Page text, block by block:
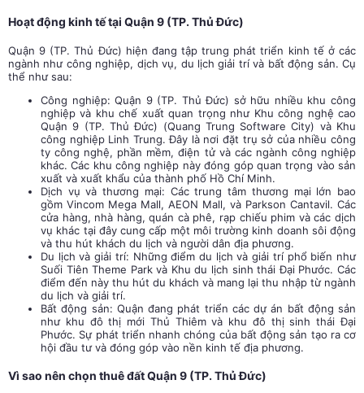
Hoạt động kinh tế tại Quận 9 (TP. Thủ Đức)
Quận 9 (TP. Thủ Đức) hiện đang tập trung phát triển kinh tế ở các
ngành như công nghiệp, dịch vụ, du lịch giải trí và bất động sản. Cụ
thể như sau:
Công nghiệp: Quận 9 (TP. Thủ Đức) sở hữu nhiều khu công
nghiệp và khu chế xuất quan trọng như Khu công nghệ cao
Quận 9 (TP. Thủ Đức) (Quang Trung Software City) và Khu
công nghiệp Linh Trung. Đây là nơi đặt trụ sở của nhiều công
ty công nghệ, phần mềm, điện tử và các ngành công nghiệp
khác. Các khu công nghiệp này đóng góp quan trọng vào sản
xuất và xuất khẩu của thành phố Hồ Chí Minh.
Dịch vụ và thương mại: Các trung tâm thương mại lớn bao
gồm Vincom Mega Mall, AEON Mall, và Parkson Cantavil. Các
cửa hàng, nhà hàng, quán cà phê, rạp chiếu phim và các dịch
vụ khác tại đây cung cấp một môi trường kinh doanh sôi động
và thu hút khách du lịch và người dân địa phương.
Du lịch và giải trí: Những điểm du lịch và giải trí phổ biến như
Suối Tiên Theme Park và Khu du lịch sinh thái Đại Phước. Các
điểm đến này thu hút du khách và mang lại thu nhập từ ngành
du lịch và giải trí.
Bất động sản: Quận đang phát triển các dự án bất động sản
như khu đô thị mới Thủ Thiêm và khu đô thị sinh thái Đại
Phước. Sự phát triển nhanh chóng của bất động sản tạo ra cơ
hội đầu tư và đóng góp vào nền kinh tế địa phương.
Vì sao nên chọn thuê đất Quận 9 (TP. Thủ Đức)